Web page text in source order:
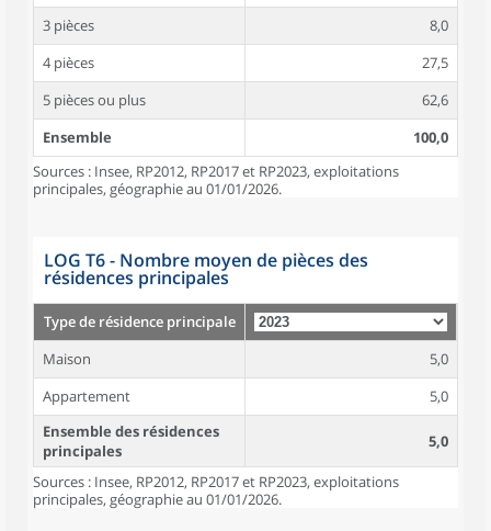
3 pièces
8,0
4 pièces
27,5
5 pièces ou plus
62,6
Ensemble
100,0
Sources : Insee, RP2012, RP2017 et RP2023, exploitations
principales, géographie au 01/01/2026.
LOG T6 - Nombre moyen de pièces des
résidences principales
Type de résidence principale
Maison
5,0
Appartement
5,0
Ensemble des résidences
principales
5,0
Sources : Insee, RP2012, RP2017 et RP2023, exploitations
principales, géographie au 01/01/2026.